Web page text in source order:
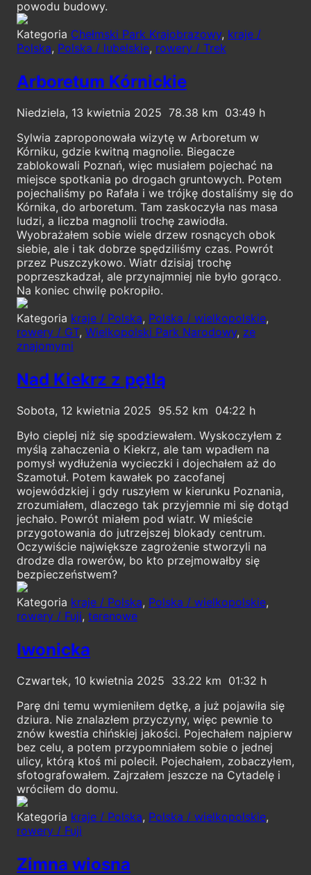
powodu budowy.
Kategoria Chełmski Park Krajobrazowy, kraje /
Polska, Polska / lubelskie, rowery / Trek
Arboretum Kórnickie
Niedziela, 13 kwietnia 2025 78.38
03:49
Sylwia zaproponowała wizytę w Arboretum w
Kórniku, gdzie kwitną magnolie. Biegacze
zablokowali Poznań, więc musiałem pojechać na
miejsce spotkania po drogach gruntowych. Potem
pojechaliśmy po Rafała i we trójkę dostaliśmy się do
Kórnika, do arboretum. Tam zaskoczyła nas masa
ludzi, a liczba magnolii trochę zawiodła.
Wyobrażałem sobie wiele drzew rosnących obok
siebie, ale i tak dobrze spędziliśmy czas. Powrót
przez Puszczykowo. Wiatr dzisiaj trochę
poprzeszkadzał, ale przynajmniej nie było gorąco.
Na koniec chwilę pokropiło.
Kategoria kraje / Polska, Polska / wielkopolskie,
rowery / GT, Wielkopolski Park Narodowy, ze
znajomymi
Nad Kiekrz z pętlą
Sobota, 12 kwietnia 2025 95.52
04:22
Było cieplej niż się spodziewałem. Wyskoczyłem z
myślą zahaczenia o Kiekrz, ale tam wpadłem na
pomysł wydłużenia wycieczki i dojechałem aż do
Szamotuł. Potem kawałek po zacofanej
wojewódzkiej i gdy ruszyłem w kierunku Poznania,
zrozumiałem, dlaczego tak przyjemnie mi się dotąd
jechało. Powrót miałem pod wiatr. W mieście
przygotowania do jutrzejszej blokady centrum.
Oczywiście największe zagrożenie stworzyli na
drodze dla rowerów, bo kto przejmowałby się
bezpieczeństwem?
Kategoria kraje / Polska, Polska / wielkopolskie,
rowery / Fuji, terenowe
Iwonicka
Czwartek, 10 kwietnia 2025 33.22
01:32
Parę dni temu wymieniłem dętkę, a już pojawiła się
dziura. Nie znalazłem przyczyny, więc pewnie to
znów kwestia chińskiej jakości. Pojechałem najpierw
bez celu, a potem przypomniałem sobie o jednej
ulicy, którą ktoś mi polecił. Pojechałem, zobaczyłem,
sfotografowałem. Zajrzałem jeszcze na Cytadelę i
wróciłem do domu.
Kategoria kraje / Polska, Polska / wielkopolskie,
rowery / Fuji
Zimna wiosna